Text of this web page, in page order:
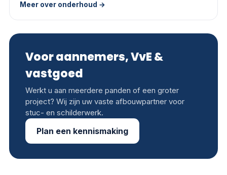
Meer over onderhoud →
Voor aannemers, VvE &
vastgoed
Werkt u aan meerdere panden of een groter
project? Wij zijn uw vaste afbouwpartner voor
stuc- en schilderwerk.
Plan een kennismaking